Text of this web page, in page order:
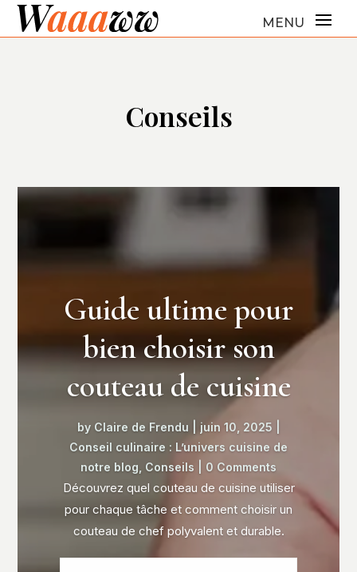
Conseils
Guide ultime pour
bien choisir son
couteau de cuisine
by Claire de Frendu juin 10, 2025
Conseil culinaire : L’univers cuisine de
notre blog Conseils | 0 Comments
Découvrez quel couteau de cuisine utiliser
pour chaque tâche et comment choisir un
couteau de chef polyvalent et durable.